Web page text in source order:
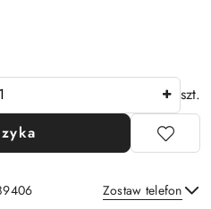
szt.
Zostaw telefon